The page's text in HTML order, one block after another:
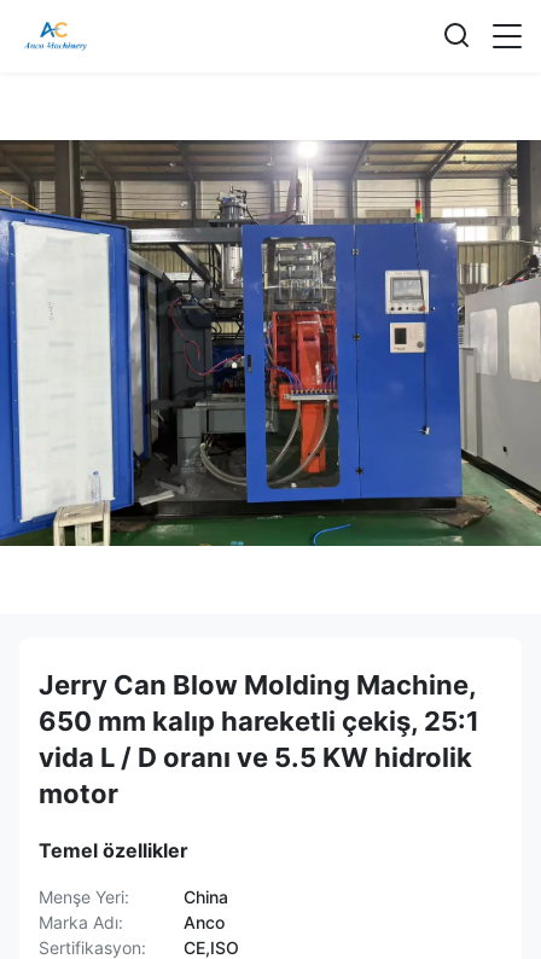
Jerry Can Blow Molding Machine,
650 mm kalıp hareketli çekiş, 25:1
vida L / D oranı ve 5.5 KW hidrolik
motor
Temel özellikler
Menşe Yeri:
China
Marka Adı:
Anco
Sertifikasyon:
CE,ISO